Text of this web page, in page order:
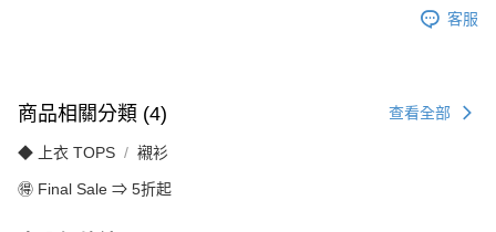
客服
商品相關分類 (4) 查看全部
◆ 上衣 TOPS 襯衫
🉐 Final Sale ⇒ 5折起